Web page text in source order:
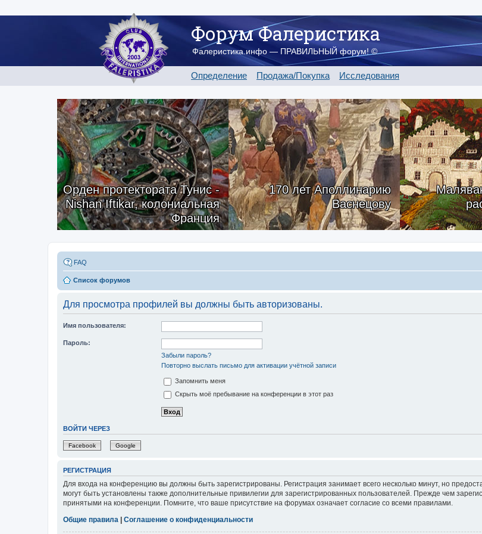
Форум Фалеристика
Фалеристика.инфо — ПРАВИЛЬНЫЙ форум! ©
Определение Продажа/Покупка Исследования
Орден протектората Тунис -
Nishan Iftikar, колониальная
Франция
170 лет Аполлинарию
Васнецову
FAQ
Список форумов
Для просмотра профилей вы должны быть авторизованы.
Имя пользователя:
Пароль:
Забыли пароль?
Повторно выслать письмо для активации учётной записи
Запомнить меня
Скрыть моё пребывание на конференции в этот раз
ВОЙТИ ЧЕРЕЗ
Facebook Google
РЕГИСТРАЦИЯ
Для входа на конференцию вы должны быть зарегистрированы. Регистрация занимает всего несколько минут, но
могут быть установлены также дополнительные привилегии для зарегистрированных пользователей. Прежде чем
принятыми на конференции. Помните, что ваше присутствие на форумах означает согласие со всеми правилами.
Общие правила
Соглашение о конфиденциальности